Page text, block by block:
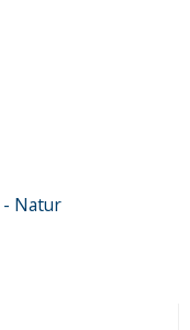
- Natur